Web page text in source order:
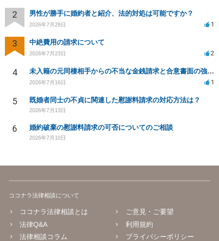
2 男性が勝手に婚約者と紹介、法的対処は可能ですか？
2026年7月28日 1
3 中絶費用の請求について
2026年7月23日 2
4 未入籍の元同棲相手からの不当な金銭請求と合意書面の強要について
2026年7月16日 1
5 既婚者同士の不貞に関連した慰謝料請求の対応方法は？
2026年7月13日
6 婚約破棄の慰謝料請求の可否についてのご相談
2026年7月10日
ココナラ法律相談について
ココナラ法律相談とは
法律Q&A
法律相談コラム
ご意見・ご要望
利用規約
プライバシーポリシー